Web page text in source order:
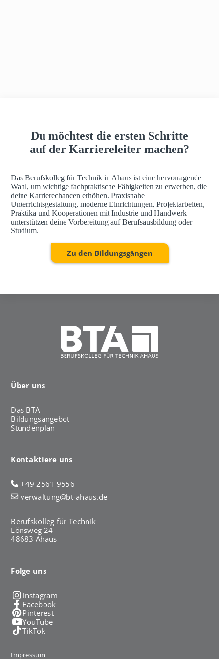
Du möchtest die ersten Schritte
auf der Karriereleiter machen?
Das Berufskolleg für Technik in Ahaus ist eine hervorragende
Wahl, um wichtige fachpraktische Fähigkeiten zu erwerben, die
deine Karrierechancen erhöhen. Praxisnahe
Unterrichtsgestaltung, moderne Einrichtungen, Projektarbeiten,
Praktika und Kooperationen mit Industrie und Handwerk
unterstützen deine Vorbereitung auf Berufsausbildung oder
Studium.
Zu den Bildungsgängen
Über uns
Das BTA
Bildungsangebot
Stundenplan
Kontaktiere uns
+49 2561 9556
verwaltung@bt-ahaus.de
Berufskolleg für Technik
Lönsweg 24
48683 Ahaus
Folge uns
Instagram
Facebook
Pinterest
YouTube
TikTok
Impressum